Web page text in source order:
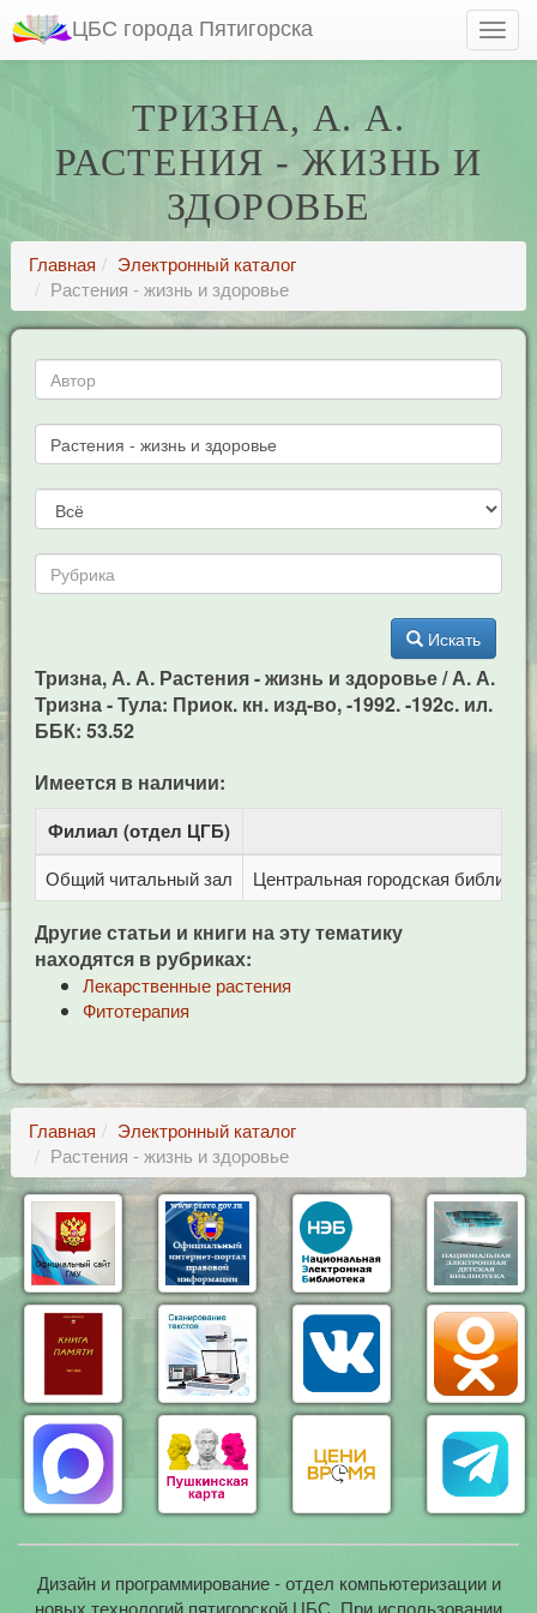
ЦБС города Пятигорска
ТРИЗНА, А. А.
РАСТЕНИЯ - ЖИЗНЬ И
ЗДОРОВЬЕ
Главная
Электронный каталог
Растения - жизнь и здоровье
Искать
Тризна, А. А. Растения - жизнь и здоровье / А. А.
Тризна - Тула: Приок. кн. изд-во, -1992. -192c. ил.
ББК: 53.52
Имеется в наличии:
Филиал (отдел ЦГБ)
Общий читальный зал Центральная городская
Другие статьи и книги на эту тематику
находятся в рубриках:
Лекарственные растения
Фитотерапия
Главная
Электронный каталог
Растения - жизнь и здоровье
Дизайн и программирование - отдел компьютеризации и